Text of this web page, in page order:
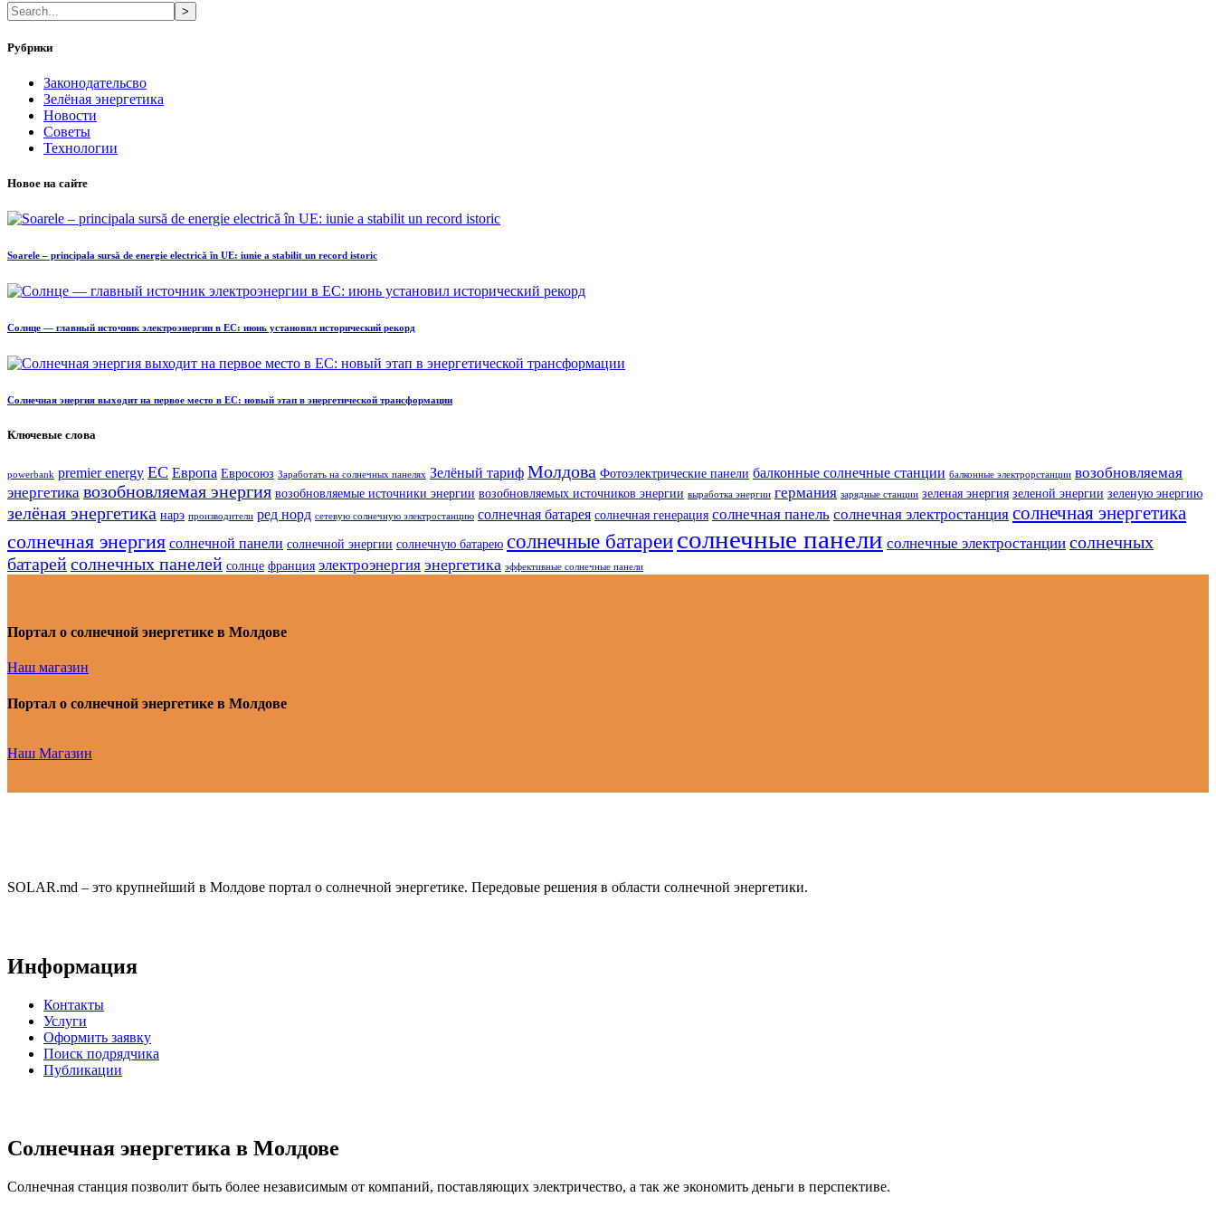
>
Рубрики
Законодательсво
Зелёная энергетика
Новости
Советы
Технологии
Новое на сайте
Soarele – principala sursă de energie electrică în UE: iunie a stabilit un record istoric
Солнце — главный источник электроэнергии в ЕС: июнь установил исторический рекорд
Солнечная энергия выходит на первое место в ЕС: новый этап в энергетической трансформации
Ключевые слова
powerbank premier energy ЕС Европа Евросоюз Заработать на солнечных панелях Зелёный тариф Молдова Фотоэлектрические панели балконные солнечные станции балконные электрорстанции возобновляемая
энергетика возобновляемая энергия возобновляемые источники энергии возобновляемых источников энергии выработка энергии германия зарядные станции зеленая энергия зеленой энергии зеленую энергию
зелёная энергетика нарэ производители ред норд сетевую солнечную электростанцию солнечная батарея солнечная генерация солнечная панель солнечная электростанция солнечная энергетика
солнечная энергия солнечной панели солнечной энергии солнечную батарею солнечные батареисолнечные панели солнечные электростанции солнечных
батарейсолнечных панелей солнце франция электроэнергия энергетика эффективные солнечные панели
Портал о солнечной энергетике в Молдове
Наш магазин
Портал о солнечной энергетике в Молдове
Наш Магазин
SOLAR.md – это крупнейший в Молдове портал о солнечной энергетике. Передовые решения в области солнечной энергетики.
Информация
Контакты
Услуги
Оформить заявку
Поиск подрядчика
Публикации
Солнечная энергетика в Молдове
Солнечная станция позволит быть более независимым от компаний, поставляющих электричество, а так же экономить деньги в перспективе.